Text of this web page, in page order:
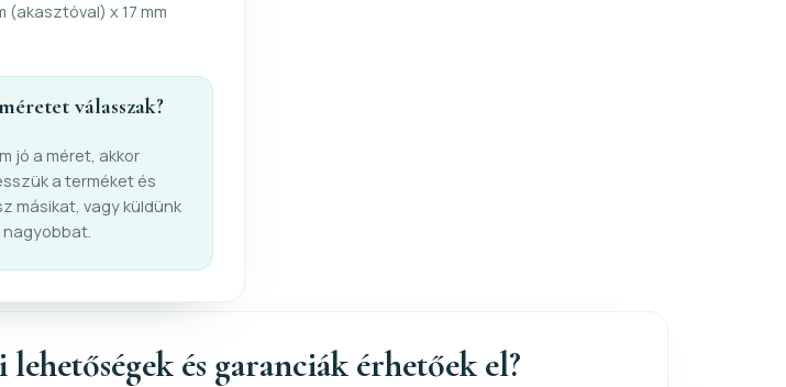
(akasztóval) x 17 mm
válasszak?
jó a méret, akkor
a terméket és
másikat, vagy küldünk
nagyobbat.
és garanciák érhetőek el?